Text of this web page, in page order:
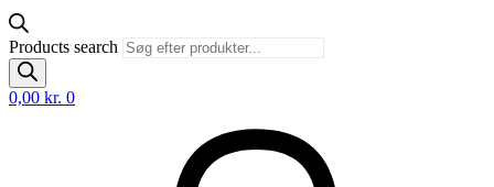
Products search
0,00 kr. 0